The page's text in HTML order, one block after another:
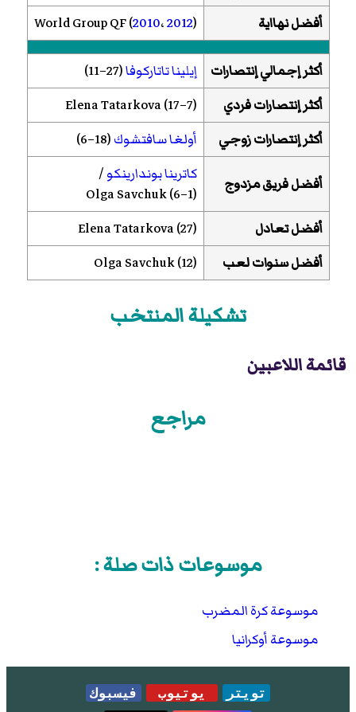
أفضل نهااية World Group QF (2010،2012)
أكثر إجمالي إنتصارات إيلينا تاتاركوفا(27–11)
أكثر إنتصارات فردي
Elena Tatarkova (17–7)
أكثر إنتصارات زوجي
أولغا سافتشوك(18–6)
أفضل فريق مزدوج كاترينا بوندارينكو/
Olga Savchuk (6–1)
أفضل تعادل
Elena Tatarkova (27)
أفضل سنوات لعب
Olga Savchuk (12)
تشكيلة المنتخب
قائمة اللاعبين
مراجع
موسوعات ذات صلة :
موسوعة كرة المضرب
موسوعة أوكرانيا
تويتر يوتيوب
فيسبوك